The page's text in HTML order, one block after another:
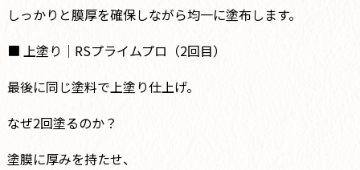
しっかりと膜厚を確保しながら均一に塗布します。
■ 上塗り｜RSプライムプロ（2回目）
最後に同じ塗料で上塗り仕上げ。
なぜ2回塗るのか？
塗膜に厚みを持たせ、